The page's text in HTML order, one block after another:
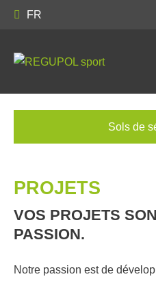
FR
Sols de
PROJETS
VOS PROJETS
PASSION.
Notre passion est de